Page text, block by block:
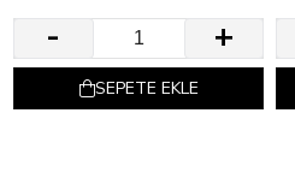
SEPETE EKLE